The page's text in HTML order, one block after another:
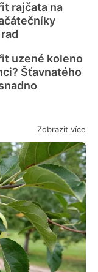
rajčata na
uzené koleno
Šťavnatého
Zobrazit více